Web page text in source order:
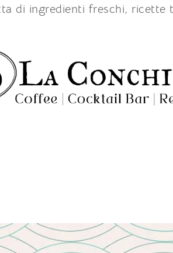
di ingredienti freschi, ricette